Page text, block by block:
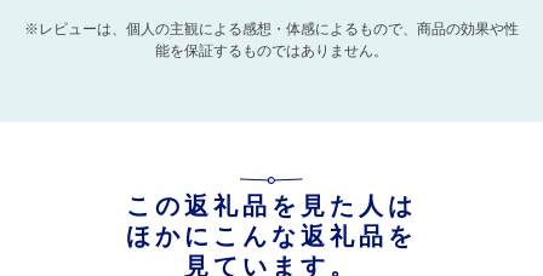
※レビューは、個人の主観による感想・体感によるもので、商品の効果や性
能を保証するものではありません。
この返礼品を見た人は
ほかにこんな返礼品を
見ています。